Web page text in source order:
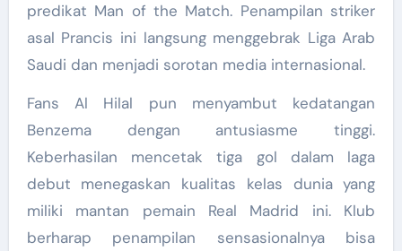
predikat Man of the Match. Penampilan striker
asal Prancis ini langsung menggebrak Liga Arab
Saudi dan menjadi sorotan media internasional.
Fans Al Hilal pun menyambut kedatangan
Benzema dengan antusiasme tinggi.
Keberhasilan mencetak tiga gol dalam laga
debut menegaskan kualitas kelas dunia yang
miliki mantan pemain Real Madrid ini. Klub
berharap penampilan sensasionalnya bisa